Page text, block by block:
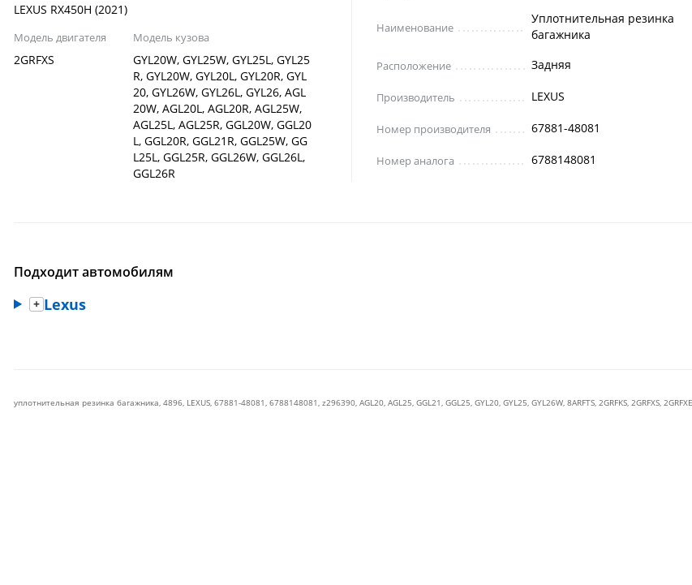
LEXUS RX450H (2021)
Модель двигателя
2GRFXS
Модель кузова
GYL20W, GYL25W, GYL25L, GYL25
R, GYL20W, GYL20L, GYL20R, GYL
20, GYL26W, GYL26L, GYL26, AGL
20W, AGL20L, AGL20R, AGL25W,
AGL25L, AGL25R, GGL20W, GGL20
L, GGL20R, GGL21R, GGL25W, GG
L25L, GGL25R, GGL26W, GGL26L,
GGL26R
Наименование
Уплотнительная резинка
багажника
Расположение Задняя
Производитель LEXUS
Номер производителя 67881-48081
Номер аналога 6788148081
Подходит автомобилям
Lexus
уплотнительная резинка багажника, 4896, LEXUS, 67881-48081, 6788148081, z296390, AGL20, AGL25, GGL21, GGL25, GYL20, GYL25, GYL26W, 8ARFTS, 2GRFKS, 2GRFXS, 2GRFXE